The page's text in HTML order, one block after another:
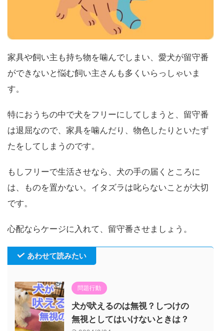
家具や飼い主も持ち物を噛んでしまい、愛犬が留守番
ができないと悩む飼い主さんも多くいらっしゃいま
す。
特におうちの中で犬をフリーにしてしまうと、留守番
は退屈なので、家具を噛んだり、物色したりといたず
たをしてしまうのです。
もしフリーで生活させなら、犬の手の届くところに
は、ものを置かない。イタズラは叱らないことが大切
です。
心配ならケージに入れて、留守番させましょう。
あわせて読みたい
問題行動
犬が吠えるのは無視？しつけの
無視としてはいけないときは？